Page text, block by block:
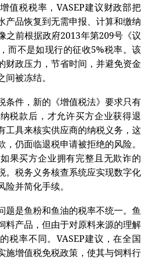
值税税率，VASEP建议财政部把
产品恢复到无需申报、计算和缴纳
之前根据政府2013年第209号《议
而不是如现行的征收5%税率。该
财政压力，节省时间，并避免资金
被冻结。
条件，新的《增值税法》要求只有
税款后，才允许买方企业获得退
工具来核实供应商的纳税义务，这
仍面临退税申请被拒绝的风险。
果买方企业拥有完整且无欺诈的
。税务义务核查系统应实现数字化
并简化手续。
题是鱼粉和鱼油的税率不统一。鱼
料产品，但由于对原料来源的理解
税率不同。VASEP建议，在全国
施增值税免税政策，使其与饲料行